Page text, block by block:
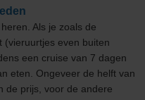
Als je zoals de
(vieruurtjes even buiten
een cruise van 7 dagen
eten. Ongeveer de helft van
de prijs, voor de andere